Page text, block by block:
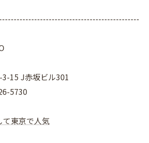
15 J赤坂ビル301
5730
て東京で人気